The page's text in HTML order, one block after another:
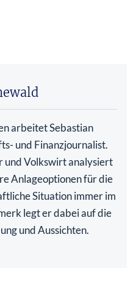
arbeitet Sebastian
und Finanzjournalist.
und Volkswirt analysiert
Anlageoptionen für die
Situation immer im
legt er dabei auf die
und Aussichten.